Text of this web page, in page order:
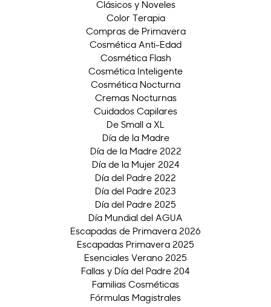
Clásicos y Noveles
Color Terapia
Compras de Primavera
Cosmética Anti-Edad
Cosmética Flash
Cosmética Inteligente
Cosmética Nocturna
Cremas Nocturnas
Cuidados Capilares
De Small a XL
Día de la Madre
Día de la Madre 2022
Día de la Mujer 2024
Día del Padre 2022
Día del Padre 2023
Día del Padre 2025
Día Mundial del AGUA
Escapadas de Primavera 2026
Escapadas Primavera 2025
Esenciales Verano 2025
Fallas y Día del Padre 204
Familias Cosméticas
Fórmulas Magistrales